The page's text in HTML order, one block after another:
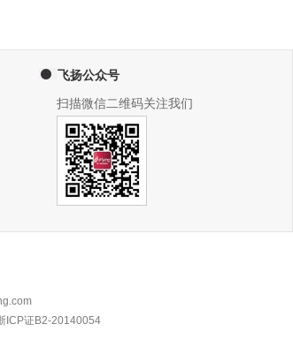
飞扬公众号
扫描微信二维码关注我们
ICP证B2-20140054